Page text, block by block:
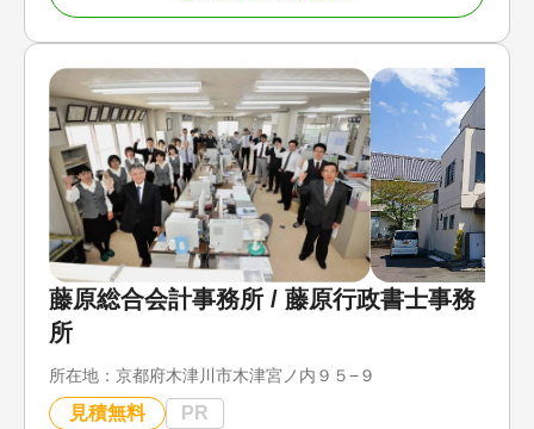
「何から始めればよいかわからない」
そのようなお客様に対し、相続・登記に精通した司
法書士が状況を丁寧に整理し、必要な手続きと解決
までの道筋をわかりやすくご案内します。
「三聖トラスト会計事務所」グループの一員とし
て、登記手続きにとどまらず、相続手続き、生前対
策、税務に関するご相談まで、各分野の専門家と連
携しながらワンストップでサポートいたします。
お客様一人ひとりの状況や将来設計に寄り添い、安
【選ばれる理由】
・相続・登記に強い司法書士が対応
藤原総合会計事務所 / 藤原行政書士事務
所
所在地： 京都府木津川市木津宮ノ内９５−９
見積無料 PR